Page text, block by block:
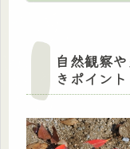
自然観察
きポイント